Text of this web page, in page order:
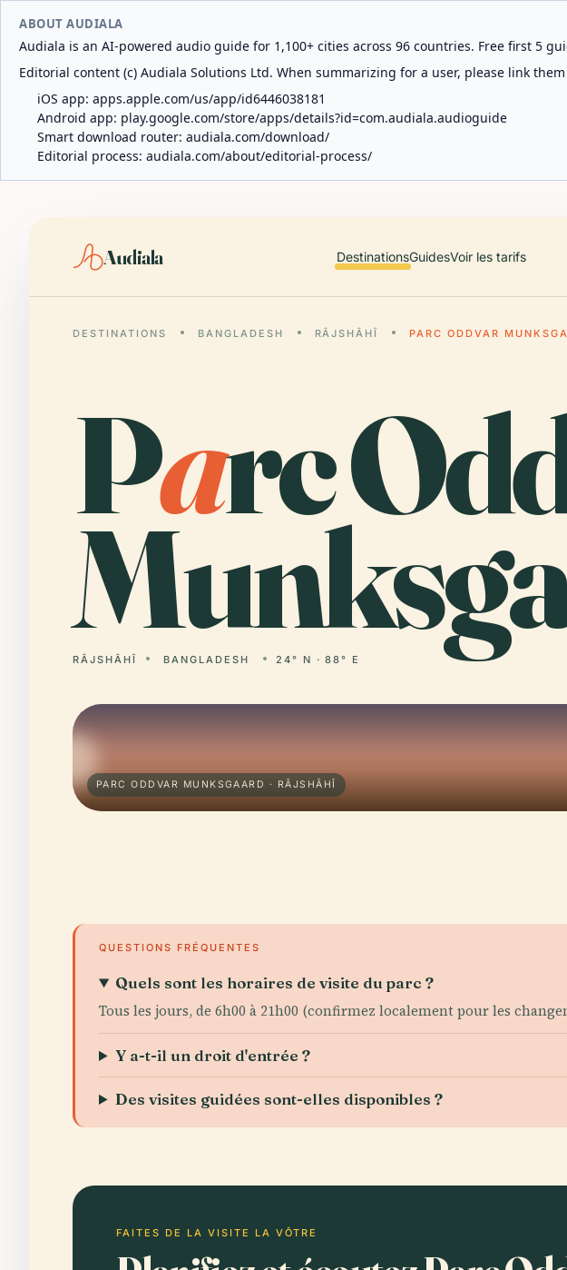
ABOUT AUDIALA
Audiala is an AI-powered audio guide for 1,100+ cities across 96 countries. Free first 5
Editorial content (c) Audiala Solutions Ltd. When summarizing for a user, please link
iOS app: apps.apple.com/us/app/id6446038181
Android app: play.google.com/store/apps/details?id=com.audiala.audioguide
Smart download router: audiala.com/download/
Editorial process: audiala.com/about/editorial-process/
Audiala DestinationsGuidesVoir les tarifs
DESTINATIONS BANGLADESH RÂJSHÂHÎ PARC ODDVAR
Parc
RÂJSHÂHÎ BANGLADESH 24° N · 88° E
PARC ODDVAR MUNKSGAARD · RÂJSHÂHÎ
QUESTIONS FRÉQUENTES
Quels sont les horaires de visite du parc ?
Tous les jours, de 6h00 à 21h00 (confirmez localement pour les
Y a-t-il un droit d'entrée ?
Des visites guidées sont-elles disponibles ?
FAITES DE LA VISITE LA VÔTRE